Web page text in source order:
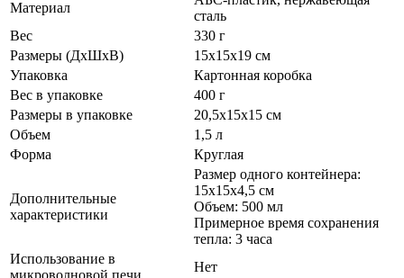
Материал
сталь
Вес
330 г
Размеры (ДхШхВ)
15х15х19 см
Упаковка
Картонная коробка
Вес в упаковке
400 г
Размеры в упаковке
20,5х15х15 см
Объем
1,5 л
Форма
Круглая
Дополнительные
характеристики
Размер одного контейнера:
15х15х4,5 см
Объем: 500 мл
Примерное время сохранения
тепла: 3 часа
Использование в
микроволновой печи
Нет